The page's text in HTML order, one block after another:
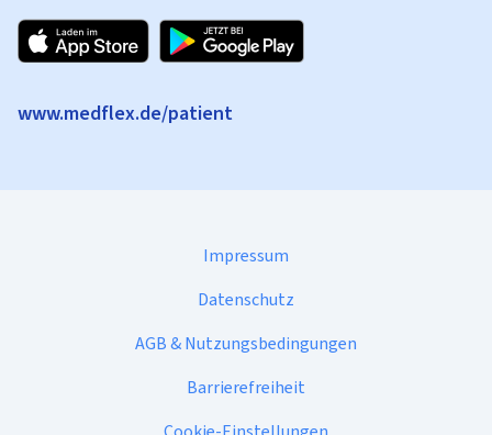
www.medflex.de/patient
Impressum
Datenschutz
AGB & Nutzungsbedingungen
Barrierefreiheit